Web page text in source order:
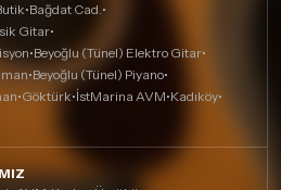
•Bağdat Cad.•
Gitar•
•Beyoğlu (Tünel) Elektro Gitar•
•Beyoğlu (Tünel) Piyano•
•Göktürk•İstMarina AVM•Kadıköy•